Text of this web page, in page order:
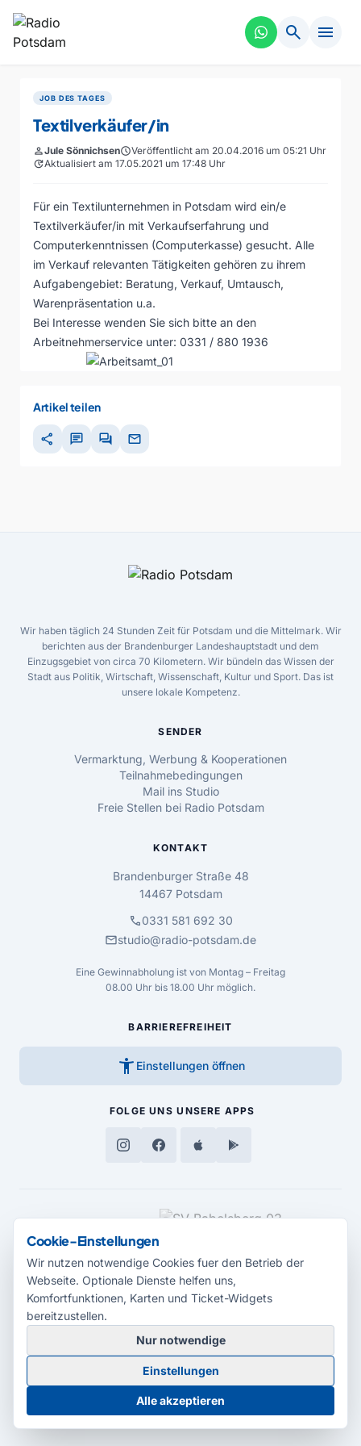
search menu
JOB DES TAGES
Textilverkäufer/in
personJule SönnichsenscheduleVeröffentlicht am 20.04.2016 um 05:21 Uhr
updateAktualisiert am 17.05.2021 um 17:48 Uhr
Für ein Textilunternehmen in Potsdam wird ein/e
Textilverkäufer/in mit Verkaufserfahrung und
Computerkenntnissen (Computerkasse) gesucht. Alle
im Verkauf relevanten Tätigkeiten gehören zu ihrem
Aufgabengebiet: Beratung, Verkauf, Umtausch,
Warenpräsentation u.a.
Bei Interesse wenden Sie sich bitte an den
Arbeitnehmerservice unter: 0331 / 880 1936
Artikel teilen
share chat forum mail
Wir haben täglich 24 Stunden Zeit für Potsdam und die Mittelmark. Wir
berichten aus der Brandenburger Landeshauptstadt und dem
Einzugsgebiet von circa 70 Kilometern. Wir bündeln das Wissen der
Stadt aus Politik, Wirtschaft, Wissenschaft, Kultur und Sport. Das ist
unsere lokale Kompetenz.
SENDER
Vermarktung, Werbung & Kooperationen
Teilnahmebedingungen
Mail ins Studio
Freie Stellen bei Radio Potsdam
KONTAKT
Brandenburger Straße 48
14467 Potsdam
call0331 581 692 30
mailstudio@radio-potsdam.de
Eine Gewinnabholung ist von Montag – Freitag
08.00 Uhr bis 18.00 Uhr möglich.
BARRIEREFREIHEIT
accessibility_new Einstellungen öffnen
FOLGE UNS UNSERE APPS
MEDIENPARTNER
© 2026 Radio Potsdam. Webseite entwickelt durch dieMedienagentur
Babelsberg
BarrierefreiheitserklärungAGBDatenschutzImpressum
Cookie-Einstellungen
Cookie-Einstellungen
Wir nutzen notwendige Cookies fuer den Betrieb der
Webseite. Optionale Dienste helfen uns,
Komfortfunktionen, Karten und Ticket-Widgets
bereitzustellen.
Nur notwendige
Einstellungen
Alle akzeptieren